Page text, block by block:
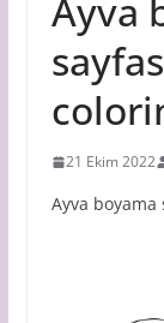
Ayva
21 Ekim 2022
Ayva boyama